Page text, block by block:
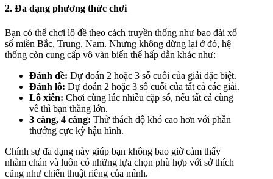
2. Đa dạng phương thức chơi
Bạn có thể chơi lô đề theo cách truyền thống như bao đài xổ
số miền Bắc, Trung, Nam. Nhưng không dừng lại ở đó, hệ
thống còn cung cấp vô vàn biến thể hấp dẫn khác như:
Đánh đề: Dự đoán 2 hoặc 3 số cuối của giải đặc biệt.
Đánh lô: Dự đoán 2 hoặc 3 số cuối của tất cả các giải.
Lô xiên: Chơi cùng lúc nhiều cặp số, nếu tất cả cùng
về thì bạn thắng lớn.
3 càng, 4 càng: Thử thách độ khó cao hơn với phần
thưởng cực kỳ hậu hĩnh.
Chính sự đa dạng này giúp bạn không bao giờ cảm thấy
nhàm chán và luôn có những lựa chọn phù hợp với sở thích
cũng như chiến thuật riêng của mình.